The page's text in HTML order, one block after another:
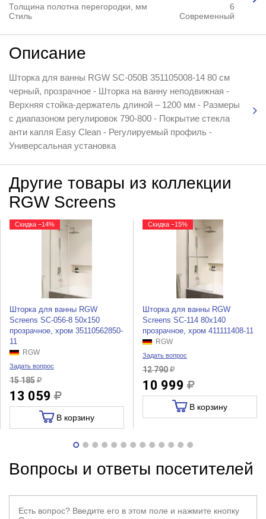
Толщина полотна перегородки, мм
6
Стиль
Современный
Описание
Шторка для ванны RGW SC-050B 351105008-14 80 см
черный, прозрачное - Шторка на ванну неподвижная -
Верхняя стойка-держатель длиной – 1200 мм - Размеры
с диапазоном регулировок 790-800 - Покрытие стекла
анти капля Easy Clean - Регулируемый профиль -
Универсальная установка
Другие товары из коллекции
RGW Screens
Скидка −14%
Шторка для ванны RGW
Screens SC-056-8 50x150
прозрачное, хром 35110562850-
11
RGW
Задать вопрос
15 185
13 059
В корзину
Скидка −15%
Шторка для ванны RGW
Screens SC-114 80x140
прозрачное, хром 411111408-11
RGW
Задать вопрос
12 790
10 999
В корзину
Вопросы и ответы посетителей